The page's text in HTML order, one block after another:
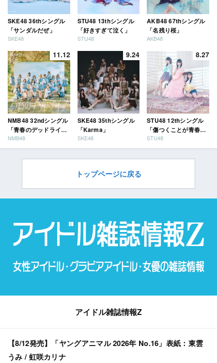
SKE48 36thシングル
「サンダルだぜ」
SKE48
STU48 13thシングル
「好きすぎて泣く」
STU48
AKB48 67thシングル
「名残り桜」
AKB48
11.12
NMB48 32ndシングル
「青春のデッドライ
ン」
NMB48
9.24
SKE48 35thシングル
「Karma」
SKE48
8.27
STU48 12thシングル
「傷つくことが青春
だ」
STU48
トップページに戻る
アイドル雑誌情報Z
【8/12発売】「ヤングアニマル 2026年 No.16」表紙：東雲
うみ / 虹咲カリナ